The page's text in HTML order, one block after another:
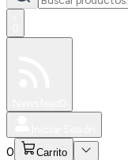
0 Carrito